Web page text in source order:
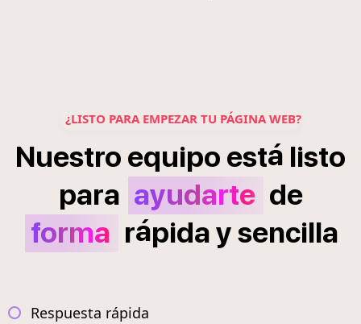
¿LISTO PARA EMPEZAR TU PÁGINA WEB?
Nuestro equipo está listo
para ayudarte de
forma rápidaysencilla
Respuesta rápida